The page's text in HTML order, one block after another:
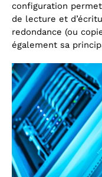
configuration
de lecture et
redondance (ou
également sa